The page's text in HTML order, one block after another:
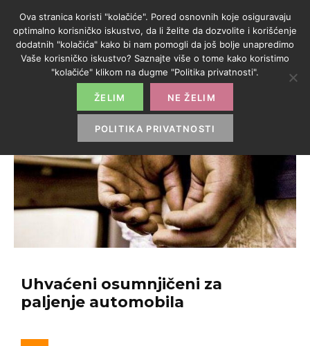
Uhvaćeni osumnjičeni za
paljenje automobila
Ova stranica koristi "kolačiće". Pored osnovnih koje osiguravaju
optimalno korisničko iskustvo, da li želite da dozvolite i korišćenje
dodatnih "kolačića" kako bi nam pomogli da još bolje unapredimo
Vaše korisničko iskustvo? Saznajte više o tome kako koristimo
"kolačiće" klikom na dugme "Politika privatnosti".
ŽELIM NE ŽELIM
POLITIKA PRIVATNOSTI